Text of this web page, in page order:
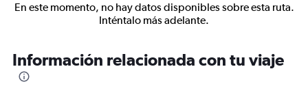
En este momento, no hay datos disponibles sobre esta ruta.
Inténtalo más adelante.
Información relacionada con tu viaje